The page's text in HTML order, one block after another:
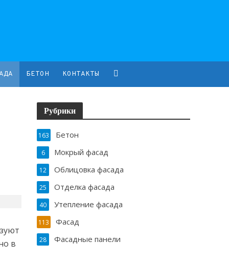
БЕТОН КОНТАКТЫ
в
Рубрики
Бетон
163
Мокрый фасад
6
Облицовка фасада
12
Отделка фасада
25
Утепление фасада
40
Фасад
113
Фасадные панели
28